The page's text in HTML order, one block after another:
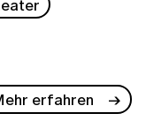
erfahren